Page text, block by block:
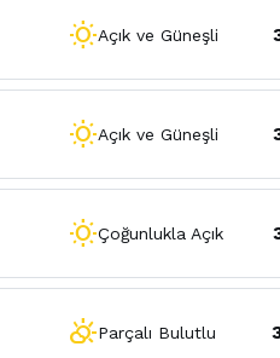
wb_sunnyAçık ve Güneşli
wb_sunnyAçık ve Güneşli
wb_sunnyÇoğunlukla Açık
partly_cloudy_dayParçalı Bulutlu